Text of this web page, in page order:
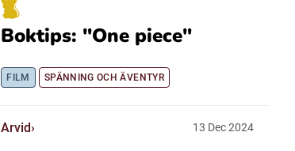
Boktips: "One piece"
FILM SPÄNNING OCH ÄVENTYR
Arvid 13 Dec2024